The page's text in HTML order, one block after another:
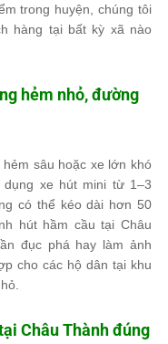
trong huyện, chúng tôi
hàng tại bất kỳ xã nào
hẻm nhỏ, đường
sâu hoặc xe lớn khó
xe hút mini từ 1–3
có thể kéo dài hơn 50
hút hầm cầu tại Châu
đục phá hay làm ảnh
cho các hộ dân tại khu
Châu Thành đúng